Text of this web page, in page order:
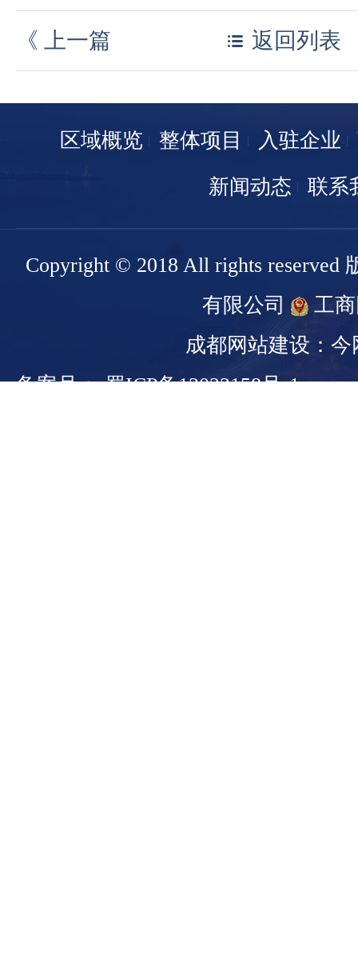
《 上一篇 返回列表
区域概览 整体项目 入驻企业
新闻动态
联系
Copyright © 2018 All rights reserved
有限公司
工
成都网站建设：今
备案号： 蜀ICP备13022158号-1